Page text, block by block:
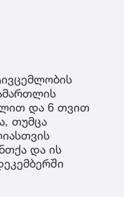
და 6 თვით
თუმცა
და ის